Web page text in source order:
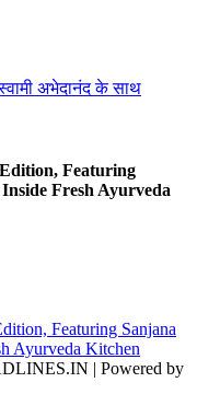
Featuring
Fresh Ayurveda
| Powered by